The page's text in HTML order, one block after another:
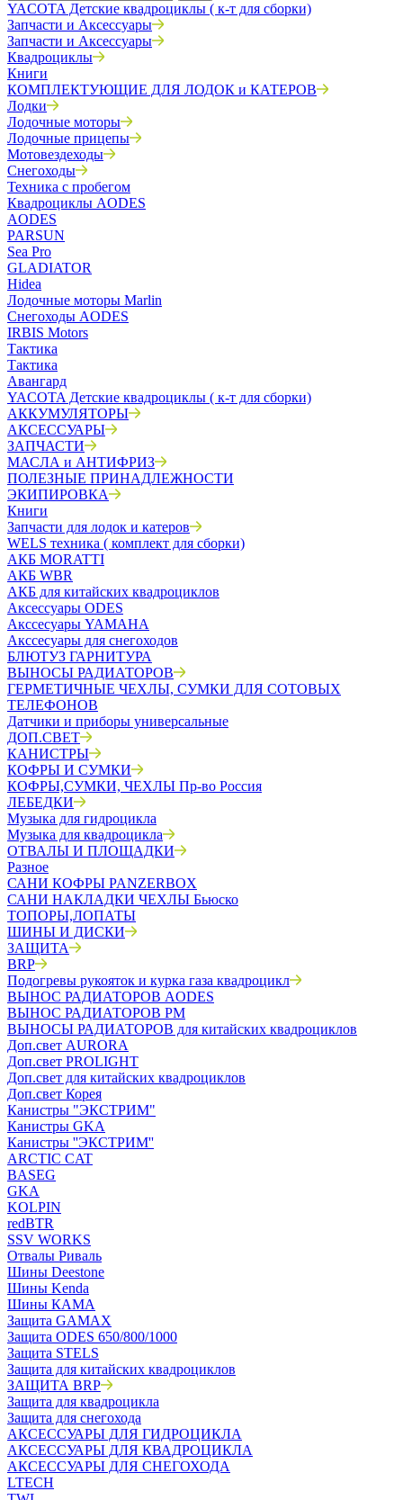
YACOTA Детские квадроциклы ( к-т для сборки)
Запчасти и Аксессуары
Запчасти и Аксессуары
Квадроциклы
Книги
КОМПЛЕКТУЮЩИЕ ДЛЯ ЛОДОК и КАТЕРОВ
Лодки
Лодочные моторы
Лодочные прицепы
Мотовездеходы
Снегоходы
Техника с пробегом
Квадроциклы AODES
AODES
PARSUN
Sea Pro
GLADIATOR
Hidea
Лодочные моторы Marlin
Снегоходы AODES
IRBIS Motors
Тактика
Тактика
Авангард
YACOTA Детские квадроциклы ( к-т для сборки)
АККУМУЛЯТОРЫ
АКСЕССУАРЫ
ЗАПЧАСТИ
МАСЛА и АНТИФРИЗ
ПОЛЕЗНЫЕ ПРИНАДЛЕЖНОСТИ
ЭКИПИРОВКА
Книги
Запчасти для лодок и катеров
WELS техника ( комплект для сборки)
АКБ MORATTI
АКБ WBR
АКБ для китайских квадроциклов
Аксессуары ODES
Акссесуары YAMAHA
Акссесуары для снегоходов
БЛЮТУЗ ГАРНИТУРА
ВЫНОСЫ РАДИАТОРОВ
ГЕРМЕТИЧНЫЕ ЧЕХЛЫ, СУМКИ ДЛЯ СОТОВЫХ
ТЕЛЕФОНОВ
Датчики и приборы универсальные
ДОП.СВЕТ
КАНИСТРЫ
КОФРЫ И СУМКИ
КОФРЫ,СУМКИ, ЧЕХЛЫ Пр-во Россия
ЛЕБЕДКИ
Музыка для гидроцикла
Музыка для квадроцикла
ОТВАЛЫ И ПЛОЩАДКИ
Разное
САНИ КОФРЫ PANZERBOX
САНИ НАКЛАДКИ ЧЕХЛЫ Бьюско
ТОПОРЫ,ЛОПАТЫ
ШИНЫ И ДИСКИ
ЗАЩИТА
BRP
Подогревы рукояток и курка газа квадроцикл
ВЫНОС РАДИАТОРОВ AODES
ВЫНОС РАДИАТОРОВ РМ
ВЫНОСЫ РАДИАТОРОВ для китайских квадроциклов
Доп.свет AURORA
Доп.свет PROLIGHT
Доп.свет для китайских квадроциклов
Доп.свет Корея
Канистры "ЭКСТРИМ"
Канистры GKA
Канистры ''ЭКСТРИМ''
ARCTIC CAT
BASEG
GKA
KOLPIN
redBTR
SSV WORKS
Отвалы Риваль
Шины Deestone
Шины Kenda
Шины КАМА
Защита GAMAX
Защита ODES 650/800/1000
Защита STELS
Защита для китайских квадроциклов
ЗАЩИТА BRP
Защита для квадроцикла
Защита для снегохода
АКСЕССУАРЫ ДЛЯ ГИДРОЦИКЛА
АКСЕССУАРЫ ДЛЯ КВАДРОЦИКЛА
АКСЕССУАРЫ ДЛЯ СНЕГОХОДА
LTECH